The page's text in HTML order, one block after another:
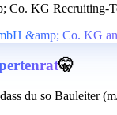
Co. KG Recruiting-
&amp; Co. KG
🤫
du so Bauleiter